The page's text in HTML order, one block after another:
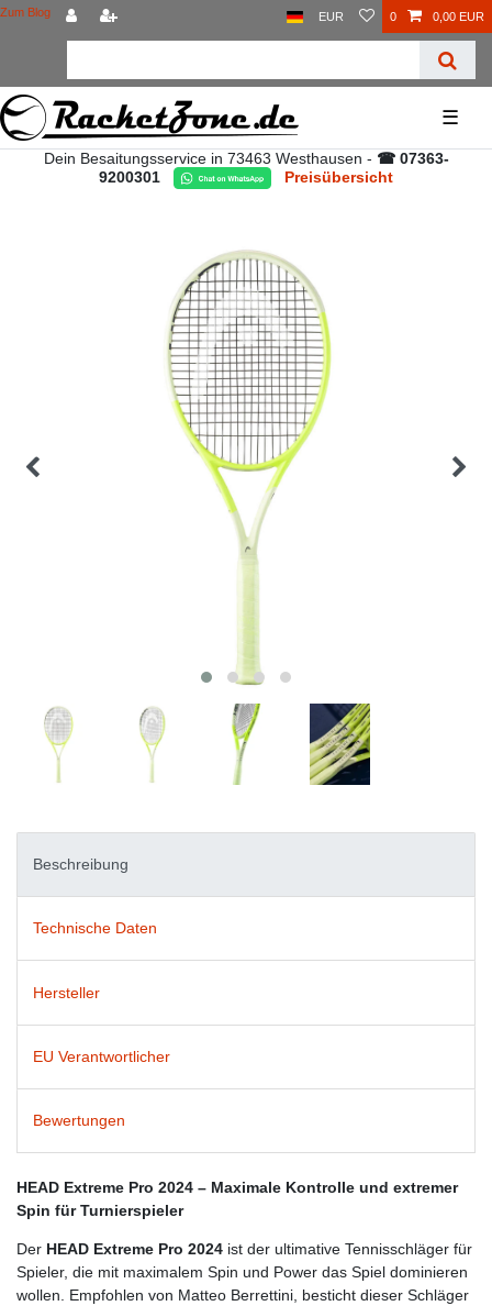
Zum Blog EUR 0 0,00 EUR
☰
Dein Besaitungsservice in 73463 Westhausen - ☎ 07363-
9200301
Preisübersicht
Beschreibung
Technische Daten
Hersteller
EU Verantwortlicher
Bewertungen
HEAD Extreme Pro 2024 – Maximale Kontrolle und extremer
Spin für Turnierspieler
Der HEAD Extreme Pro 2024 ist der ultimative Tennisschläger für
Spieler, die mit maximalem Spin und Power das Spiel dominieren
wollen. Empfohlen von Matteo Berrettini, besticht dieser Schläger